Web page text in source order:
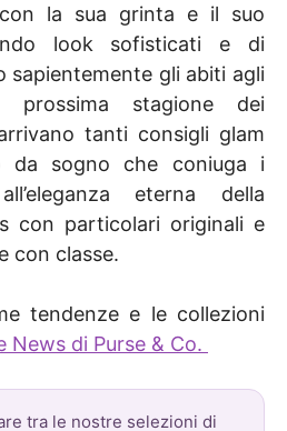
la sua grinta e il suo
look sofisticati e di
sapientemente gli abiti agli
prossima stagione dei
tanti consigli glam
da sogno che coniuga i
eterna della
con particolari originali e
con classe.
tendenze e le collezioni
News di Purse & Co.
tra le nostre selezioni di